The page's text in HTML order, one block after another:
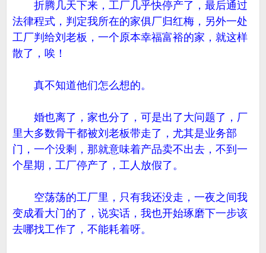
折腾几天下来，工厂几乎快停产了，最后通过
法律程式，判定我所在的家俱厂归红梅，另外一处
工厂判给刘老板，一个原本幸福富裕的家，就这样
散了，唉！
真不知道他们怎么想的。
婚也离了，家也分了，可是出了大问题了，厂
里大多数骨干都被刘老板带走了，尤其是业务部
门，一个没剩，那就意味着产品卖不出去，不到一
个星期，工厂停产了，工人放假了。
空荡荡的工厂里，只有我还没走，一夜之间我
变成看大门的了，说实话，我也开始琢磨下一步该
去哪找工作了，不能耗着呀。